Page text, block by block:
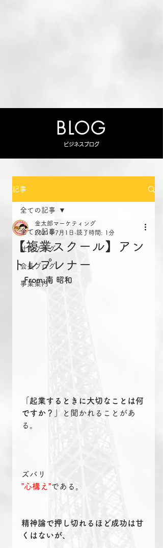
BLOG
ビジネスブログ
記事
全ての記事
社長ブログ
会長ブログ
事業案内
全ての記事
【複業スクール】アン
トレプレナー
金太郎マーケティング
2021年7月1日 読了時間: 1分
From:南 昭和
「起業するときに大切なことは何
ですか？」
と聞かれることがあ
る。
ズバリ
”心構え”である。
精神論で押し切れるほど成功は甘
くはないが、